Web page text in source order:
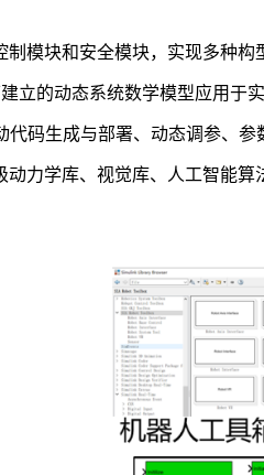
制模块和安全模块，实现多种
建立的动态系统数学模型应用
代码生成与部署、动态调参、参
动力学库、视觉库、人工智能